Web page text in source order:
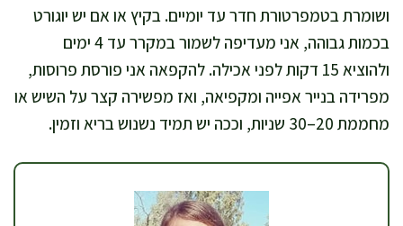
ושומרת בטמפרטורת חדר עד יומיים. בקיץ או אם יש יוגורט
בכמות גבוהה, אני מעדיפה לשמור במקרר עד 4 ימים
ולהוציא 15 דקות לפני אכילה. להקפאה אני פורסת פרוסות,
מפרידה בנייר אפייה ומקפיאה, ואז מפשירה קצר על השיש או
מחממת 20–30 שניות, וככה יש תמיד נשנוש בריא וזמין.